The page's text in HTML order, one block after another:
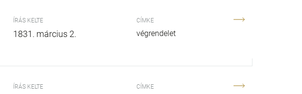
ÍRÁS KELTE
1831. március 2.
CÍMKE
végrendelet
ÍRÁS KELTE CÍMKE